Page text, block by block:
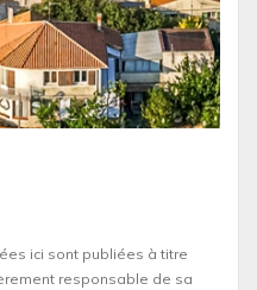
ici sont publiées à titre
responsable de sa